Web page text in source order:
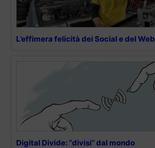
L’effimera felicità dei Social e del Web
Digital Divide: “divisi” dal mondo